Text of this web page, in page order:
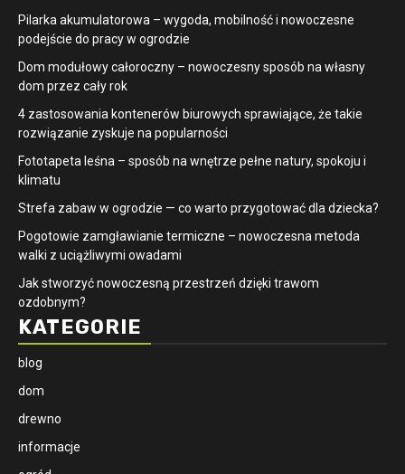
Pilarka akumulatorowa – wygoda, mobilność i nowoczesne
podejście do pracy w ogrodzie
Dom modułowy całoroczny – nowoczesny sposób na własny
dom przez cały rok
4 zastosowania kontenerów biurowych sprawiające, że takie
rozwiązanie zyskuje na popularności
​Fototapeta leśna – sposób na wnętrze pełne natury, spokoju i
klimatu
Strefa zabaw w ogrodzie — co warto przygotować dla dziecka?
Pogotowie zamgławianie termiczne – nowoczesna metoda
walki z uciążliwymi owadami
Jak stworzyć nowoczesną przestrzeń dzięki trawom
ozdobnym?
KATEGORIE
blog
dom
drewno
informacje